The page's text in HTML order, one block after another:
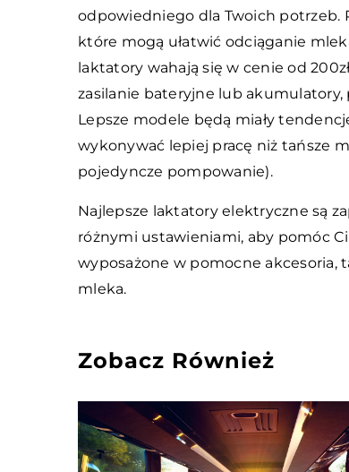
odpowiedniego dla Twoich potrzeb.
które mogą ułatwić odciąganie
laktatory wahają się w cenie od
zasilanie bateryjne lub
Lepsze modele będą miały
wykonywać lepiej pracę niż tańsze
pojedyncze pompowanie).
Najlepsze laktatory elektryczne są
różnymi ustawieniami, aby pomóc
wyposażone w pomocne
mleka.
Zobacz Również